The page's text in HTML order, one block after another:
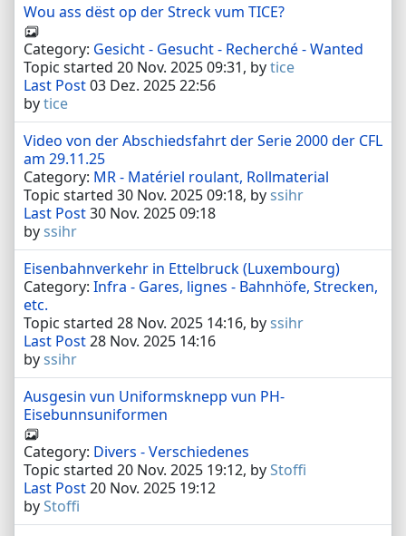
Wou ass dëst op der Streck vum TICE?
Category: Gesicht - Gesucht - Recherché - Wanted
Topic started 20 Nov. 2025 09:31, bytice
Last Post03 Dez. 2025 22:56
bytice
Video von der Abschiedsfahrt der Serie 2000 der CFL
am 29.11.25
Category: MR - Matériel roulant, Rollmaterial
Topic started 30 Nov. 2025 09:18, byssihr
Last Post30 Nov. 2025 09:18
byssihr
Eisenbahnverkehr in Ettelbruck (Luxembourg)
Category: Infra - Gares, lignes - Bahnhöfe, Strecken,
etc.
Topic started 28 Nov. 2025 14:16, byssihr
Last Post28 Nov. 2025 14:16
byssihr
Ausgesin vun Uniformsknepp vun PH-
Eisebunnsuniformen
Category: Divers - Verschiedenes
Topic started 20 Nov. 2025 19:12, byStoffi
Last Post20 Nov. 2025 19:12
byStoffi